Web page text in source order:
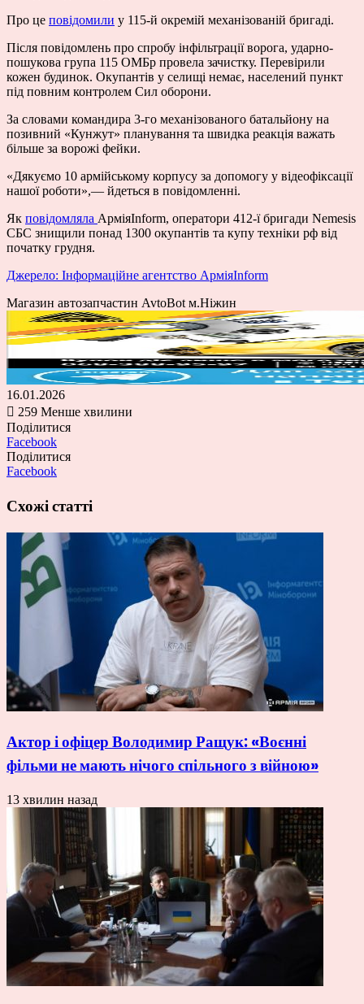
Про це повідомили у 115-й окремій механізованій бригаді.
Після повідомлень про спробу інфільтрації ворога, ударно-
пошукова група 115 ОМБр провела зачистку. Перевірили
кожен будинок. Окупантів у селищі немає, населений пункт
під повним контролем Сил оборони.
За словами командира 3-го механізованого батальйону на
позивний «Кунжут» планування та швидка реакція важать
більше за ворожі фейки.
«Дякуємо 10 армійському корпусу за допомогу у відеофіксації
нашої роботи»,— йдеться в повідомленні.
Як повідомляла АрміяInform, оператори 412-ї бригади Nemesis
СБС знищили понад 1300 окупантів та купу техніки рф від
початку грудня.
Джерело: Інформаційне агентство АрміяInform
Магазин автозапчастин AvtoBot м.Ніжин
16.01.2026
259 Менше хвилини
Поділитися
Facebook
Поділитися
Facebook
Схожі статті
Актор і офіцер Володимир Ращук: «Воєнні
фільми не мають нічого спільного з війною»
13 хвилин назад